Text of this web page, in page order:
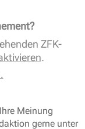
ZFK-
.
Meinung
gerne unter